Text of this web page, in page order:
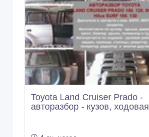
Toyota Land Cruiser Prado -
авторазбор - кузов, ходовая